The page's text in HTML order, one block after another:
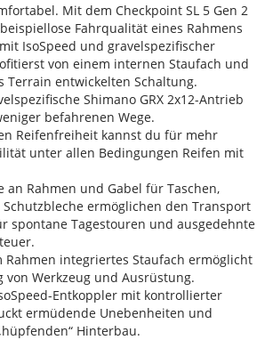
Mit dem Checkpoint SL 5 Gen 2
Fahrqualität eines Rahmens
IsoSpeed und gravelspezifischer
von einem internen Staufach und
Terrain entwickelten Schaltung.
Shimano GRX 2x12-Antrieb
befahrenen Wege.
Reifenfreiheit kannst du für mehr
unter allen Bedingungen Reifen mit
an Rahmen und Gabel für Taschen,
ermöglichen den Transport
spontane Tagestouren und ausgedehnte
Rahmen integriertes Staufach ermöglicht
Werkzeug und Ausrüstung.
Entkoppler mit kontrollierter
ermüdende Unebenheiten und
Hinterbau.